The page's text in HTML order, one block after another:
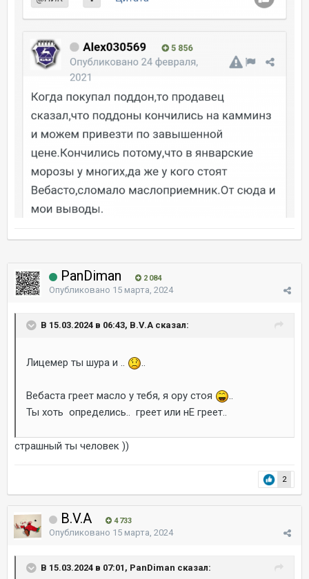
PanDiman 2 084
Опубликовано 15 марта, 2024
В 15.03.2024 в 06:43, B.V.A сказал:
Лицемер ты шура и .. ..
Вебаста греет масло у тебя, я ору стоя
..
Ты хоть определись.. греет или нЕ греет..
страшный ты человек ))
2
B.V.A 4 733
Опубликовано 15 марта, 2024
В 15.03.2024 в 07:01, PanDiman сказал: